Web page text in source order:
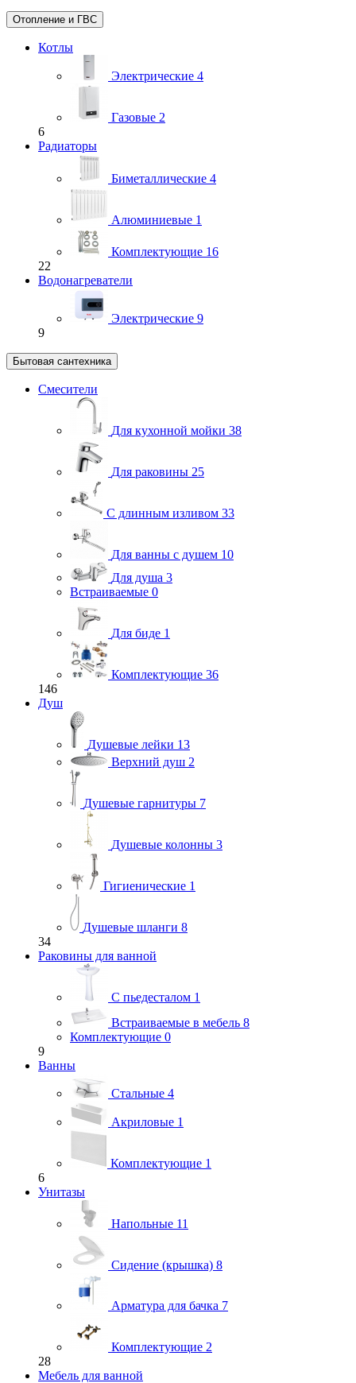
Отопление и ГВС
Котлы
Электрические 4
Газовые 2
6
Радиаторы
Биметаллические 4
Алюминиевые 1
Комплектующие 16
22
Водонагреватели
Электрические 9
9
Бытовая сантехника
Смесители
Для кухонной мойки 38
Для раковины 25
С длинным изливом 33
Для ванны с душем 10
Для душа 3
Встраиваемые 0
Для биде 1
Комплектующие 36
146
Душ
Душевые лейки 13
Верхний душ 2
Душевые гарнитуры 7
Душевые колонны 3
Гигиенические 1
Душевые шланги 8
34
Раковины для ванной
С пьедесталом 1
Встраиваемые в мебель 8
Комплектующие 0
9
Ванны
Стальные 4
Акриловые 1
Комплектующие 1
6
Унитазы
Напольные 11
Сидение (крышка) 8
Арматура для бачка 7
Комплектующие 2
28
Мебель для ванной